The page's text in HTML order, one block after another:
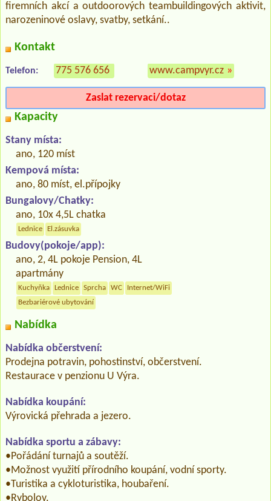
firemních akcí a outdoorových teambuildingových aktivit,
narozeninové oslavy, svatby, setkání..
Kontakt
Telefon: 775 576 656 www.campvyr.cz »
Zaslat rezervaci/dotaz
Kapacity
Stany místa:
ano, 120 míst
Kempová místa:
ano, 80 míst, el.přípojky
Bungalovy/Chatky:
ano, 10x 4,5L chatka
Lednice El.zásuvka
Budovy(pokoje/app):
ano, 2, 4L pokoje Pension, 4L
apartmány
Kuchyňka Lednice Sprcha WC
Internet/WiFi
Bezbariérové ubytování
Nabídka
Nabídka občerstvení:
Prodejna potravin, pohostinství, občerstvení.
Restaurace v penzionu U Výra.
Nabídka koupání:
Výrovická přehrada a jezero.
Nabídka sportu a zábavy:
•Pořádání turnajů a soutěží.
•Možnost využití přírodního koupání, vodní sporty.
•Turistika a cykloturistika, houbaření.
•Rybolov.